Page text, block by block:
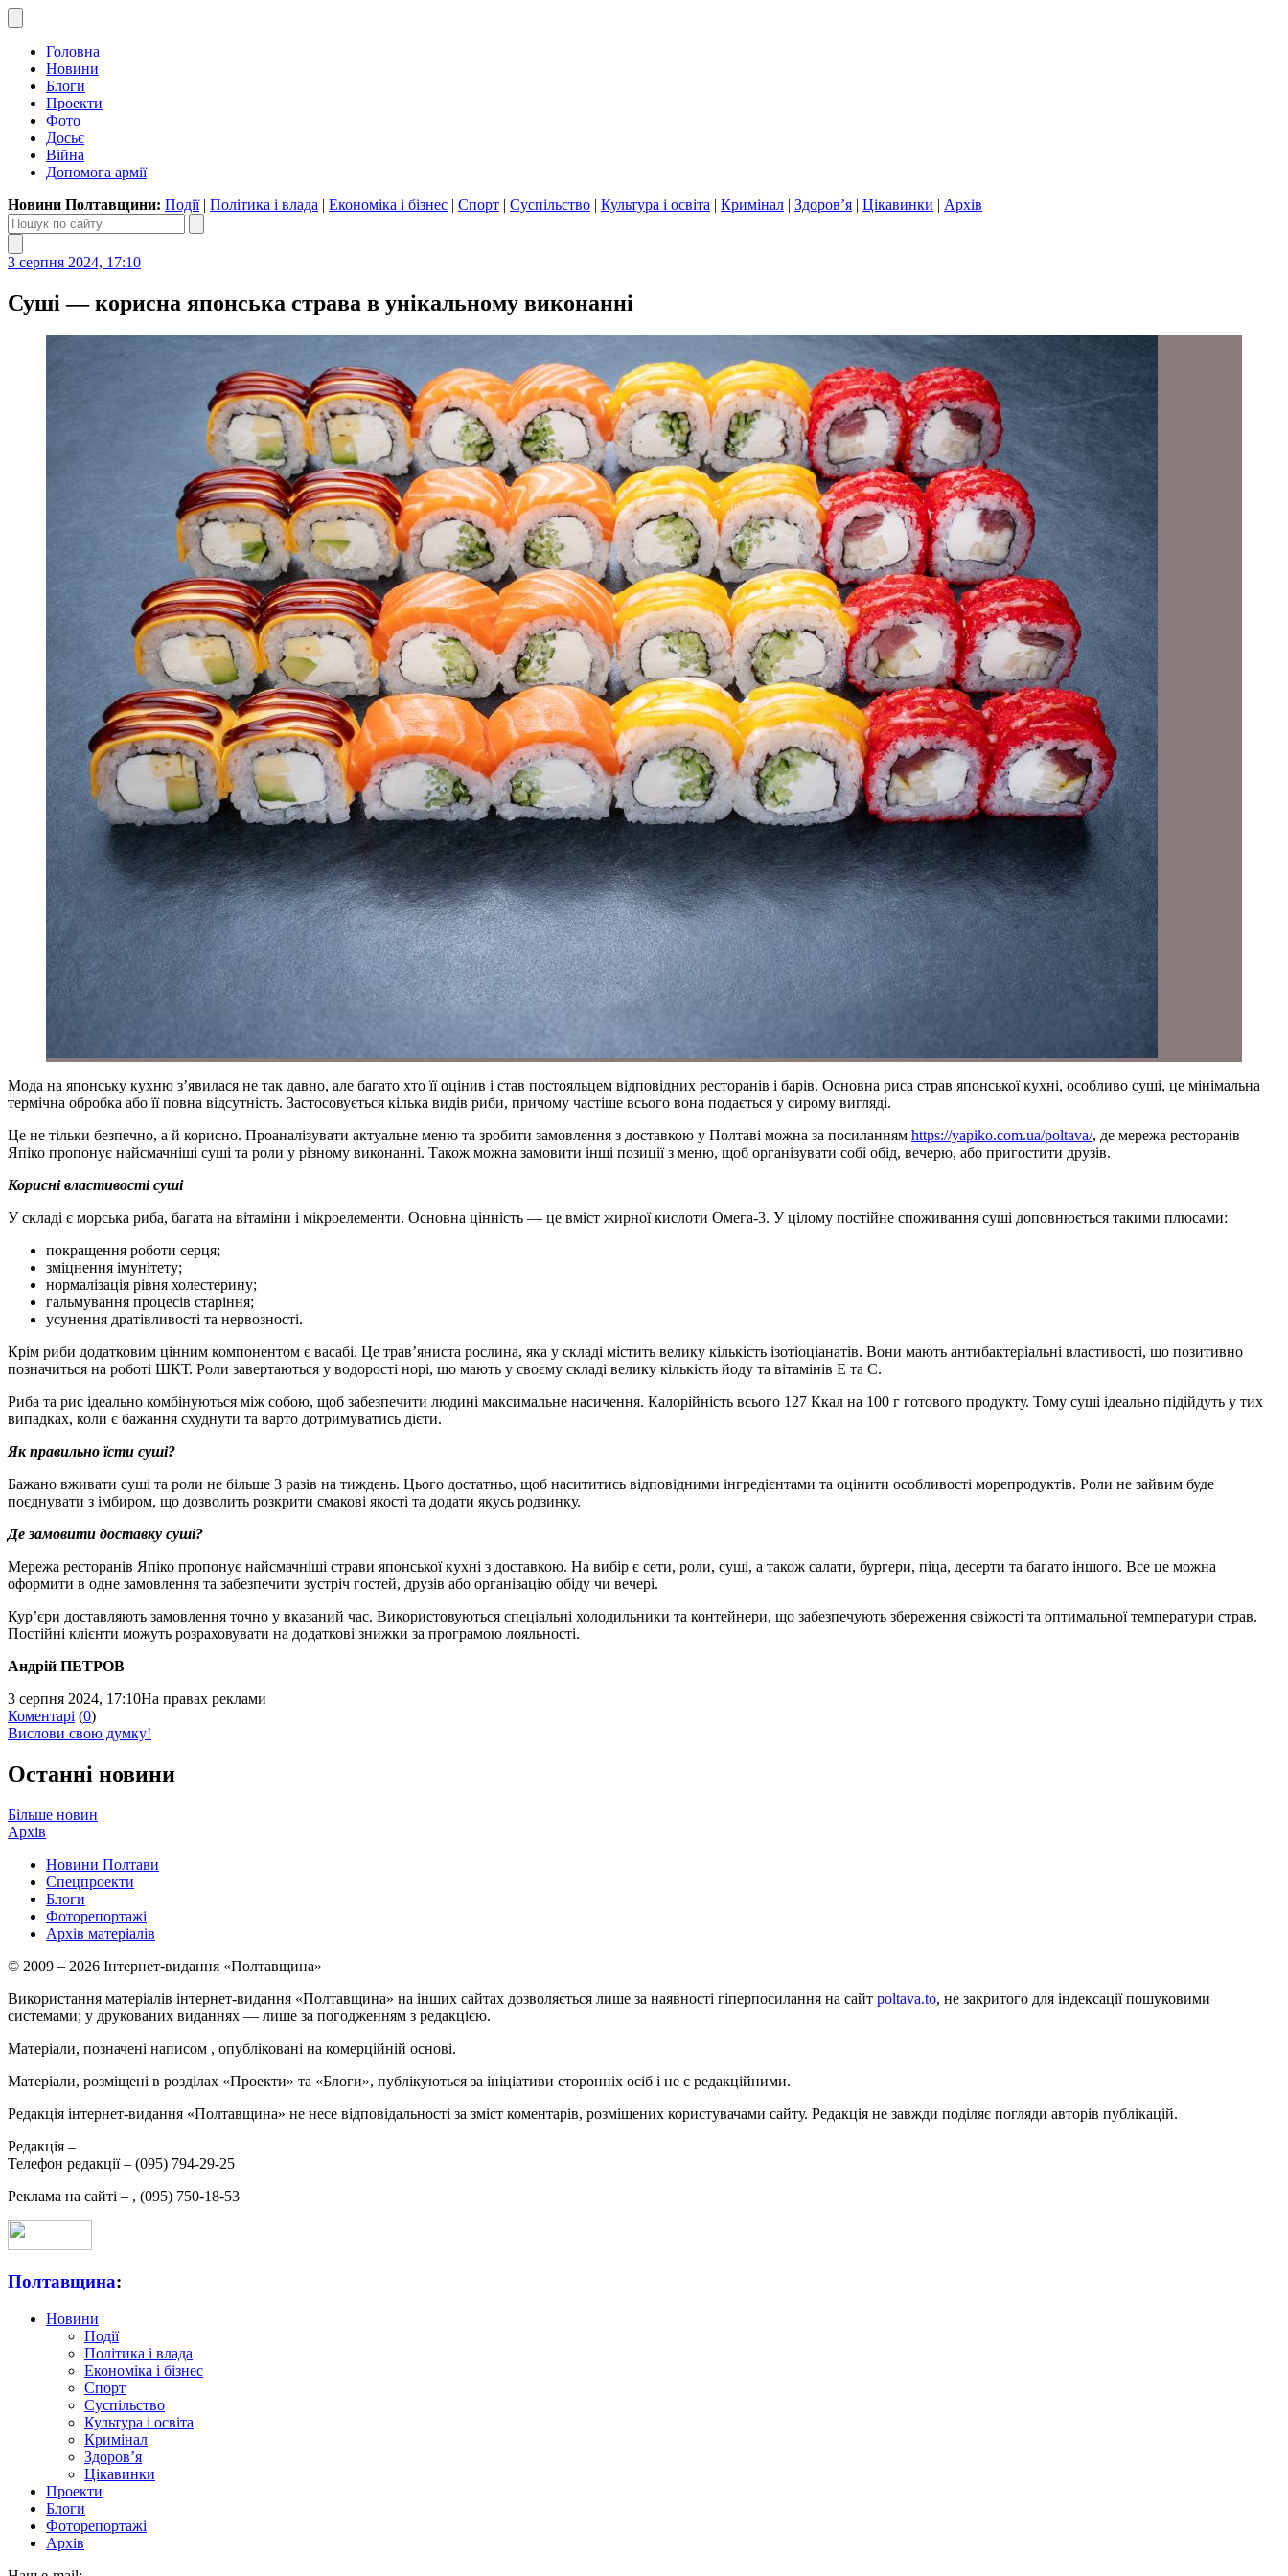
Головна
Новини
Блоги
Проекти
Фото
Досьє
Війна
Допомога армії
Новини Полтавщини: Події| Політика і влада | Економіка і бізнес | Спорт | Суспільство | Культура і освіта | Кримінал | Здоров’я | Цікавинки | Архів
3 серпня 2024, 17:10
Суші — корисна японська страва в унікальному виконанні
Мода на японську кухню з’явилася не так давно, але багато хто її оцінив і став постояльцем відповідних ресторанів і барів. Основна риса страв японської кухні, особливо суші, це мінімальна
термічна обробка або її повна відсутність. Застосовується кілька видів риби, причому частіше всього вона подається у сирому вигляді.
Це не тільки безпечно, а й корисно. Проаналізувати актуальне меню та зробити замовлення з доставкою у Полтаві можна за посиланням https://yapiko.com.ua/poltava/, де мережа ресторанів
Япіко пропонує найсмачніші суші та роли у різному виконанні. Також можна замовити інші позиції з меню, щоб організувати собі обід, вечерю, або пригостити друзів.
Корисні властивості суші
У складі є морська риба, багата на вітаміни і мікроелементи. Основна цінність — це вміст жирної кислоти Омега-3. У цілому постійне споживання суші доповнюється такими плюсами:
покращення роботи серця;
зміцнення імунітету;
нормалізація рівня холестерину;
гальмування процесів старіння;
усунення дратівливості та нервозності.
Крім риби додатковим цінним компонентом є васабі. Це трав’яниста рослина, яка у складі містить велику кількість ізотіоціанатів. Вони мають антибактеріальні властивості, що позитивно
позначиться на роботі ШКТ. Роли завертаються у водорості норі, що мають у своєму складі велику кількість йоду та вітамінів Е та С.
Риба та рис ідеально комбінуються між собою, щоб забезпечити людині максимальне насичення. Калорійність всього 127 Ккал на 100 г готового продукту. Тому суші ідеально підійдуть у тих
випадках, коли є бажання схуднути та варто дотримуватись дієти.
Як правильно їсти суші?
Бажано вживати суші та роли не більше 3 разів на тиждень. Цього достатньо, щоб насититись відповідними інгредієнтами та оцінити особливості морепродуктів. Роли не зайвим буде
поєднувати з імбиром, що дозволить розкрити смакові якості та додати якусь родзинку.
Де замовити доставку суші?
Мережа ресторанів Япіко пропонує найсмачніші страви японської кухні з доставкою. На вибір є сети, роли, суші, а також салати, бургери, піца, десерти та багато іншого. Все це можна
оформити в одне замовлення та забезпечити зустріч гостей, друзів або організацію обіду чи вечері.
Кур’єри доставляють замовлення точно у вказаний час. Використовуються спеціальні холодильники та контейнери, що забезпечують збереження свіжості та оптимальної температури страв.
Постійні клієнти можуть розраховувати на додаткові знижки за програмою лояльності.
Андрій ПЕТРОВ
3 серпня 2024, 17:10На правах реклами
Коментарі (0)
Вислови свою думку!
Останні новини
Більше новин
Архів
Новини Полтави
Спецпроекти
Блоги
Фоторепортажі
Архів матеріалів
© 2009 – 2026 Інтернет-видання «Полтавщина»
Використання матеріалів інтернет-видання «Полтавщина» на інших сайтах дозволяється лише за наявності гіперпосилання на сайт poltava.to, не закритого для індексації пошуковими
системами; у друкованих виданнях — лише за погодженням з редакцією.
Матеріали, позначені написом , опубліковані на комерційній основі.
Матеріали, розміщені в розділах «Проекти» та «Блоги», публікуються за ініціативи сторонніх осіб і не є редакційними.
Редакція інтернет-видання «Полтавщина» не несе відповідальності за зміст коментарів, розміщених користувачами сайту. Редакція не завжди поділяє погляди авторів публікацій.
Редакція –
Телефон редакції – (095) 794-29-25
Реклама на сайті – , (095) 750-18-53
Полтавщина:
Новини
Події
Політика і влада
Економіка і бізнес
Спорт
Суспільство
Культура і освіта
Кримінал
Здоров’я
Цікавинки
Проекти
Блоги
Фоторепортажі
Архів